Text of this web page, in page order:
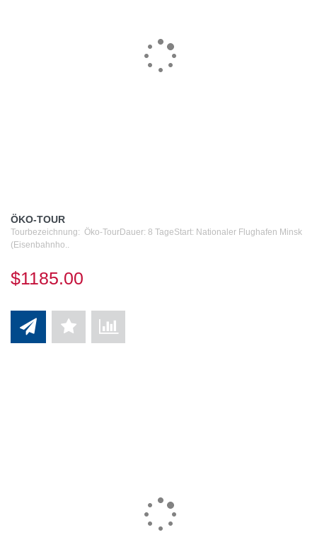
ÖKO-TOUR
Tourbezeichnung: Öko-TourDauer: 8 TageStart: Nationaler Flughafen Minsk
(Eisenbahnho..
$1185.00